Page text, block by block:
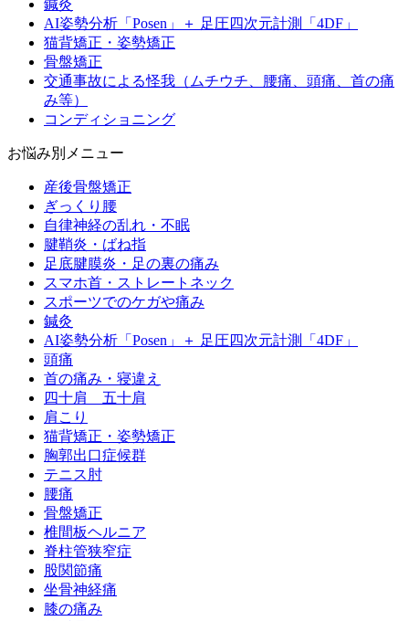
鍼灸
AI姿勢分析「Posen」＋ 足圧四次元計測「4DF」
猫背矯正・姿勢矯正
骨盤矯正
交通事故による怪我（ムチウチ、腰痛、頭痛、首の痛
み等）
コンディショニング
お悩み別メニュー
産後骨盤矯正
ぎっくり腰
自律神経の乱れ・不眠
腱鞘炎・ばね指
足底腱膜炎・足の裏の痛み
スマホ首・ストレートネック
スポーツでのケガや痛み
鍼灸
AI姿勢分析「Posen」＋ 足圧四次元計測「4DF」
頭痛
首の痛み・寝違え
四十肩 五十肩
肩こり
猫背矯正・姿勢矯正
胸郭出口症候群
テニス肘
腰痛
骨盤矯正
椎間板ヘルニア
脊柱管狭窄症
股関節痛
坐骨神経痛
膝の痛み